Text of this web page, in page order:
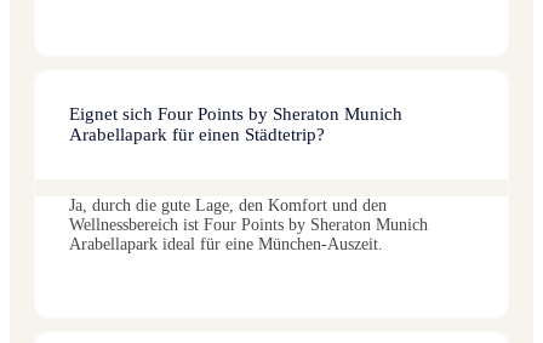
Eignet sich Four Points by Sheraton Munich
Arabellapark für einen Städtetrip?
Ja, durch die gute Lage, den Komfort und den
Wellnessbereich ist Four Points by Sheraton Munich
Arabellapark ideal für eine München-Auszeit.